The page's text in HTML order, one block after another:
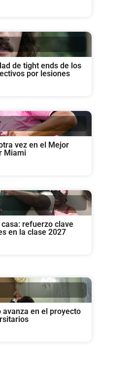
de tight ends de los
por lesiones
vez en el Mejor
Miami
casa: refuerzo clave
en la clase 2027
avanza en el proyecto